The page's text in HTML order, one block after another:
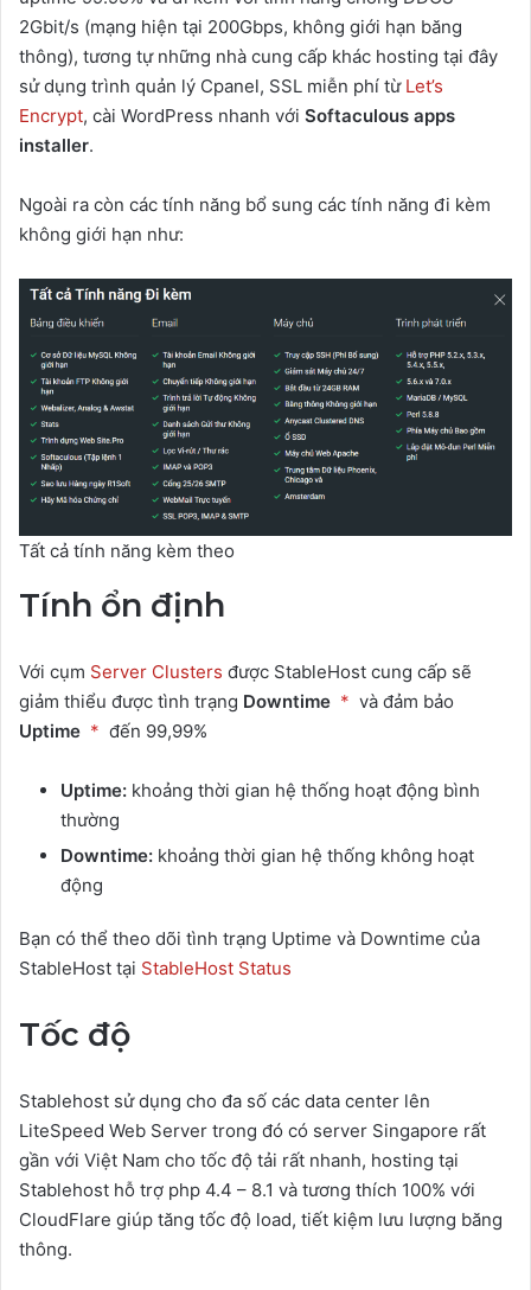
2Gbit/s (mạng hiện tại 200Gbps, không giới hạn băng
thông), tương tự những nhà cung cấp khác hosting tại đây
sử dụng trình quản lý Cpanel, SSL miễn phí từ Let’s
Encrypt, cài WordPress nhanh với Softaculous apps
installer.
Ngoài ra còn các tính năng bổ sung các tính năng đi kèm
không giới hạn như:
Tất cả tính năng kèm theo
Tính ổn định
Với cụm Server Clusters được StableHost cung cấp sẽ
giảm thiểu được tình trạng Downtime * và đảm bảo
Uptime * đến 99,99%
Uptime: khoảng thời gian hệ thống hoạt động bình
thường
Downtime: khoảng thời gian hệ thống không hoạt
động
Bạn có thể theo dõi tình trạng Uptime và Downtime của
StableHost tại StableHost Status
Tốc độ
Stablehost sử dụng cho đa số các data center lên
LiteSpeed Web Server trong đó có server Singapore rất
gần với Việt Nam cho tốc độ tải rất nhanh, hosting tại
Stablehost hỗ trợ php 4.4 – 8.1 và tương thích 100% với
CloudFlare giúp tăng tốc độ load, tiết kiệm lưu lượng băng
thông.